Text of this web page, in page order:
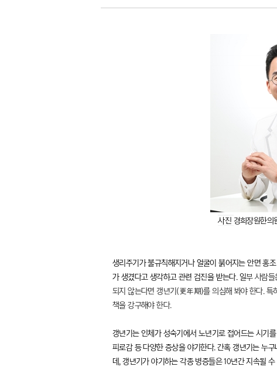
사진 경희장원한의
생리주기가 불규칙해지거나 얼굴이 붉어지는 안면 홍
가 생겼다고 생각하고 관련 검진을 받는다. 일부 사람들
되지 않는다면 갱년기(更年期)를 의심해 봐야 한다. 특
책을 강구해야 한다.
갱년기는 인체가 성숙기에서 노년기로 접어드는 시기
피로감 등 다양한 증상을 야기한다. 간혹 갱년기는 누
데, 갱년기가 야기하는 각종 병증들은 10년간 지속될